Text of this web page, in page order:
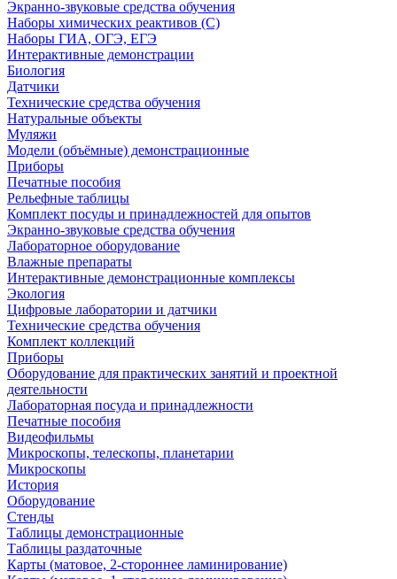
Экранно-звуковые средства обучения
Наборы химических реактивов (С)
Наборы ГИА, ОГЭ, ЕГЭ
Интерактивные демонстрации
Биология
Датчики
Технические средства обучения
Натуральные объекты
Муляжи
Модели (объёмные) демонстрационные
Приборы
Печатные пособия
Рельефные таблицы
Комплект посуды и принадлежностей для опытов
Экранно-звуковые средства обучения
Лабораторное оборудование
Влажные препараты
Интерактивные демонстрационные комплексы
Экология
Цифровые лаборатории и датчики
Технические средства обучения
Комплект коллекций
Приборы
Оборудование для практических занятий и проектной
деятельности
Лабораторная посуда и принадлежности
Печатные пособия
Видеофильмы
Микроскопы, телескопы, планетарии
Микроскопы
История
Оборудование
Стенды
Таблицы демонстрационные
Таблицы раздаточные
Карты (матовое, 2-стороннее ламинирование)